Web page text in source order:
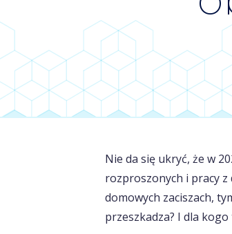
Nie da się ukryć, że w
rozproszonych i pracy
domowych zaciszach,
przeszkadza? I dla kogo